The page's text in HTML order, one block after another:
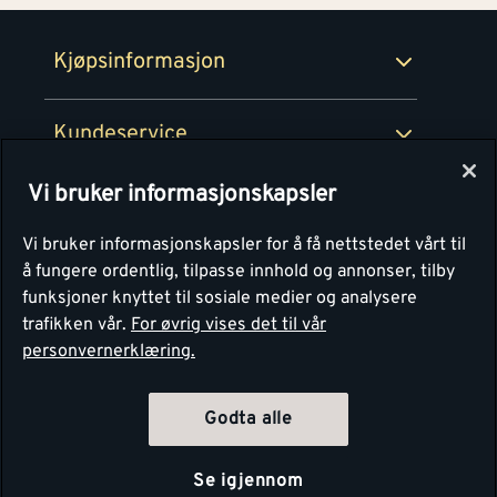
Kjøpsinformasjon
Retur- og angrerettsskjema
Kundeservice
Montér
Personvern
Vi bruker informasjonskapsler
Vi bruker informasjonskapsler for å få nettstedet vårt til
å fungere ordentlig, tilpasse innhold og annonser, tilby
funksjoner knyttet til sosiale medier og analysere
trafikken vår. For øvrig vises det til vår
personvernerklæring.
Godta alle
Se igjennom